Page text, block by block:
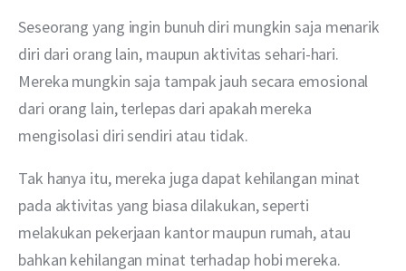
Seseorang yang ingin bunuh diri mungkin saja menarik
diri dari orang lain, maupun aktivitas sehari-hari.
Mereka mungkin saja tampak jauh secara emosional
dari orang lain, terlepas dari apakah mereka
mengisolasi diri sendiri atau tidak.
Tak hanya itu, mereka juga dapat kehilangan minat
pada aktivitas yang biasa dilakukan, seperti
melakukan pekerjaan kantor maupun rumah, atau
bahkan kehilangan minat terhadap hobi mereka.